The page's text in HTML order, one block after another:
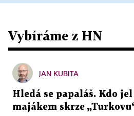
Vybíráme z HN
JAN KUBITA
Hledá se papaláš. Kdo
majákem skrze